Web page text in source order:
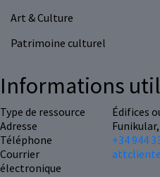
Art & Culture
Patrimoine culturel
Informations
Type de ressource
Édifices
Adresse
Téléphone
+34 944
Courrier
électronique